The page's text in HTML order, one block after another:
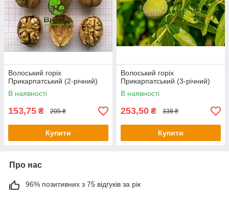
Волоський горіх
Прикарпатський (2-річний)
В наявності
153,75 ₴ 205 ₴
Купити
Волоський горіх
Прикарпатський (3-річний)
В наявності
253,50 ₴ 338 ₴
Купити
Про нас
96% позитивних з 75 відгуків за рік